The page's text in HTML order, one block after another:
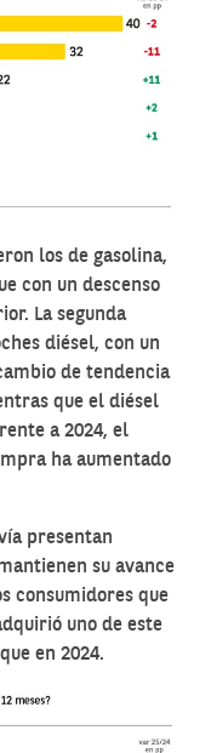
los de gasolina,
con un descenso
La segunda
diésel, con un
de tendencia
que el diésel
a 2024, el
ha aumentado
presentan
su avance
consumidores que
uno de este
en 2024.